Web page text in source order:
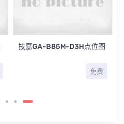
技嘉GA-B85M-D3H点位图
免费